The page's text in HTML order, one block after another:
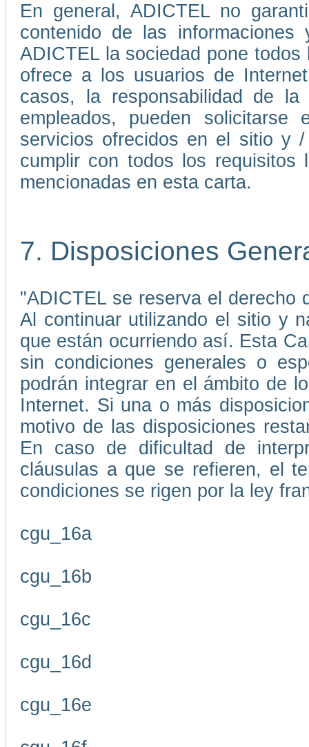
En general, ADICTEL no
contenido de las
ADICTEL la sociedad pone
ofrece a los usuarios de
casos, la responsabilidad de
empleados, pueden
servicios ofrecidos en el sitio y
cumplir con todos los requisitos
mencionadas en esta carta.
7. Disposiciones
"ADICTEL se reserva el derecho
Al continuar utilizando el sitio y
que están ocurriendo así. Esta
sin condiciones generales o
podrán integrar en el ámbito de
Internet. Si una o más
motivo de las disposiciones
En caso de dificultad de
cláusulas a que se refieren, el
condiciones se rigen por la ley
cgu_16a
cgu_16b
cgu_16c
cgu_16d
cgu_16e